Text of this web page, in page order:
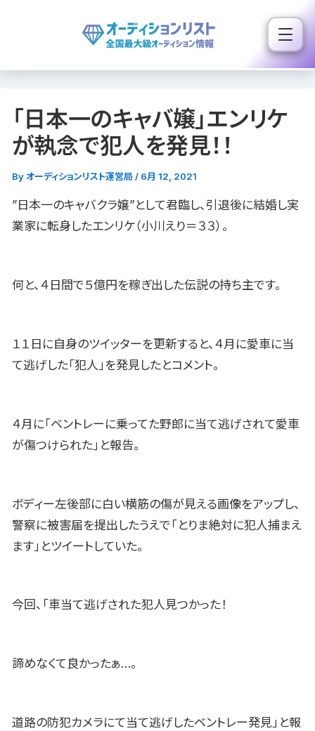
ス
「日本一のキャバ嬢」エンリケ
が執念で犯人を発見！！
By オーディションリスト運営局 / 6月 12, 2021
”日本一のキャバクラ嬢”として君臨し、引退後に結婚し実
業家に転身したエンリケ（小川えり＝３３）。
何と、４日間で５億円を稼ぎ出した伝説の持ち主です。
１１日に自身のツイッターを更新すると、４月に愛車に当
て逃げした「犯人」を発見したとコメント。
４月に「ベントレーに乗ってた野郎に当て逃げされて愛車
が傷つけられた」と報告。
ボディー左後部に白い横筋の傷が見える画像をアップし、
警察に被害届を提出したうえで「とりま絶対に犯人捕まえ
ます」とツイートしていた。
今回、「車当て逃げされた犯人見つかった！
諦めなくて良かったぁ…。
道路の防犯カメラにて当て逃げしたベントレー発見」と報